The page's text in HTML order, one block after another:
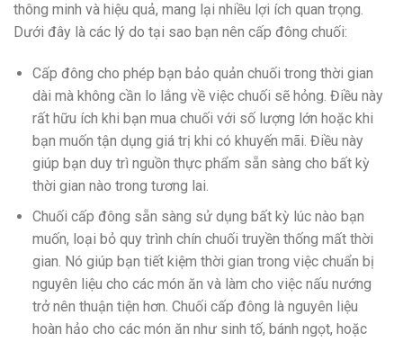
thông minh và hiệu quả, mang lại nhiều lợi ích quan trọng.
Dưới đây là các lý do tại sao bạn nên cấp đông chuối:
Cấp đông cho phép bạn bảo quản chuối trong thời gian
dài mà không cần lo lắng về việc chuối sẽ hỏng. Điều này
rất hữu ích khi bạn mua chuối với số lượng lớn hoặc khi
bạn muốn tận dụng giá trị khi có khuyến mãi. Điều này
giúp bạn duy trì nguồn thực phẩm sẵn sàng cho bất kỳ
thời gian nào trong tương lai.
Chuối cấp đông sẵn sàng sử dụng bất kỳ lúc nào bạn
muốn, loại bỏ quy trình chín chuối truyền thống mất thời
gian. Nó giúp bạn tiết kiệm thời gian trong việc chuẩn bị
nguyên liệu cho các món ăn và làm cho việc nấu nướng
trở nên thuận tiện hơn. Chuối cấp đông là nguyên liệu
hoàn hảo cho các món ăn như sinh tố, bánh ngọt, hoặc